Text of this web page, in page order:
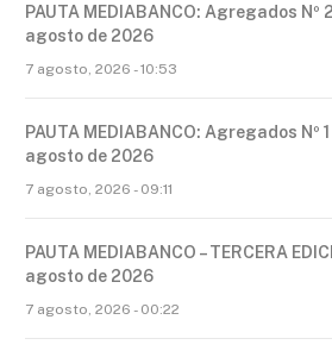
PAUTA MEDIABANCO: Agregados Nº
agosto de 2026
7 agosto, 2026 - 10:53
PAUTA MEDIABANCO: Agregados Nº
agosto de 2026
7 agosto, 2026 - 09:11
PAUTA MEDIABANCO – TERCERA
agosto de 2026
7 agosto, 2026 - 00:22